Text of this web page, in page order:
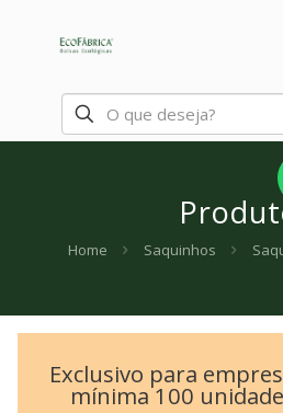
Home Saquinhos
Exclusivo para
mínima 100